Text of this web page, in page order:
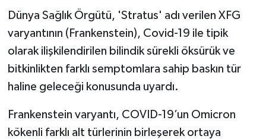
Dünya Sağlık Örgütü, 'Stratus' adı verilen XFG
varyantının (Frankenstein), Covid-19 ile tipik
olarak ilişkilendirilen bilindik sürekli öksürük ve
bitkinlikten farklı semptomlara sahip baskın tür
haline geleceği konusunda uyardı.
Frankenstein varyantı, COVID-19’un Omicron
kökenli farklı alt türlerinin birleşerek ortaya